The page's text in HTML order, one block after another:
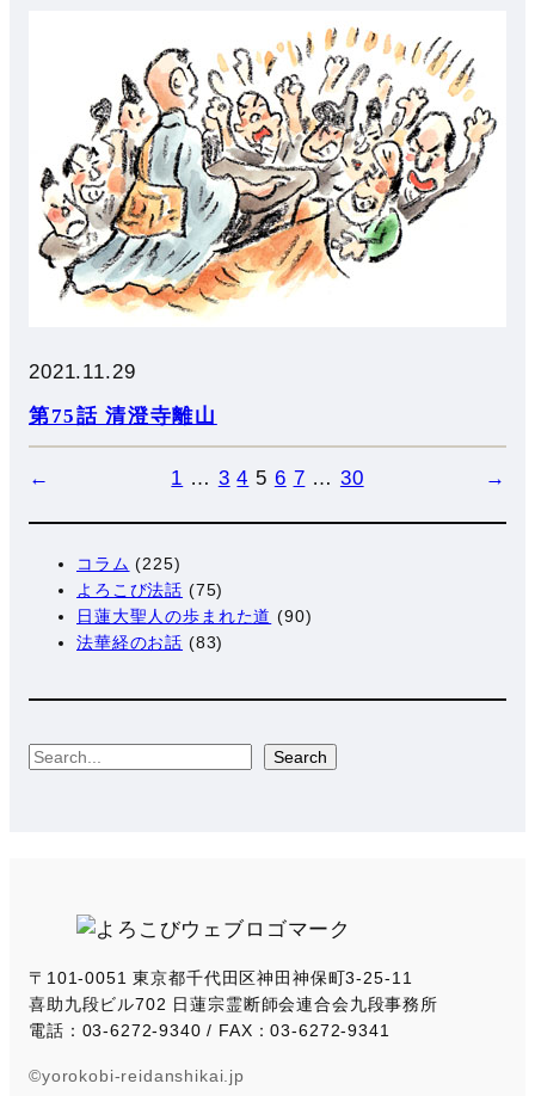
2021.11.29
第75話 清澄寺離山
← 1 … 3 4 5 6 7 … 30 →
コラム (225)
よろこび法話 (75)
日蓮大聖人の歩まれた道 (90)
法華経のお話 (83)
S
Search
〒101-0051 東京都千代田区神田神保町3-25-11
喜助九段ビル702 日蓮宗霊断師会連合会九段事務所
電話：03-6272-9340 / FAX：03-6272-9341
©yorokobi-reidanshikai.jp